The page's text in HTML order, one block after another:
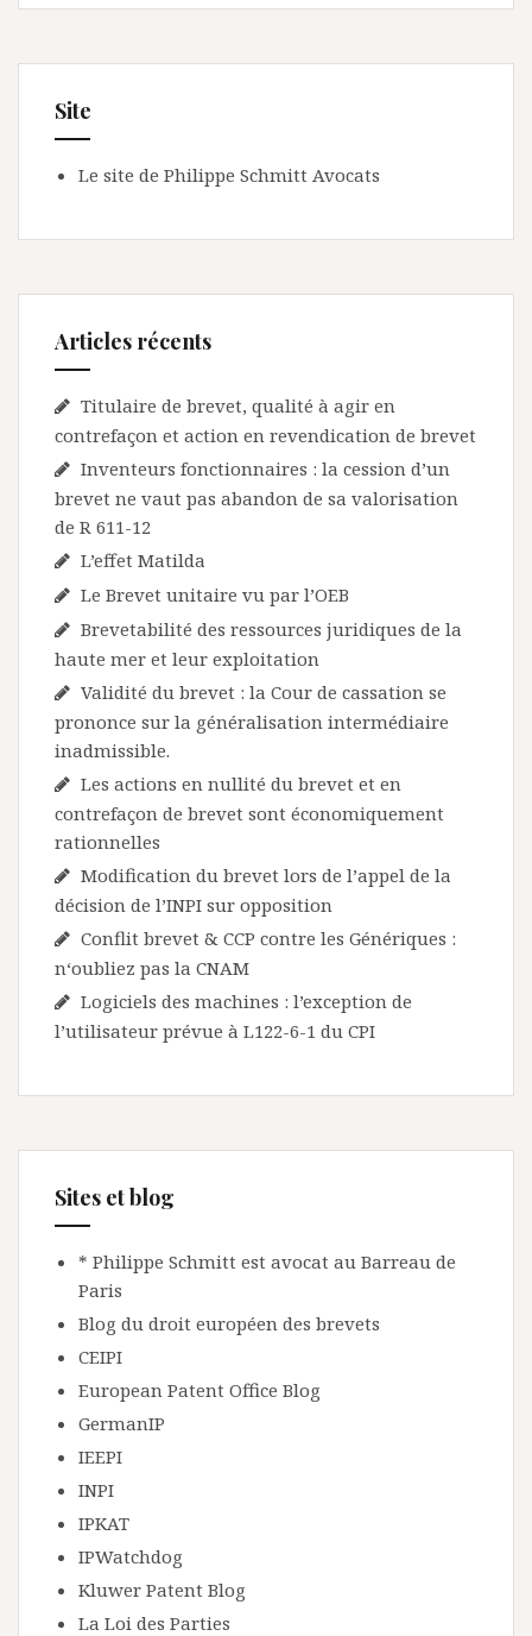
Site
Le site de Philippe Schmitt Avocats
Articles récents
Titulaire de brevet, qualité à agir en
contrefaçon et action en revendication de brevet
Inventeurs fonctionnaires : la cession d’un
brevet ne vaut pas abandon de sa valorisation
de R 611-12
L’effet Matilda
Le Brevet unitaire vu par l’OEB
Brevetabilité des ressources juridiques de la
haute mer et leur exploitation
Validité du brevet : la Cour de cassation se
prononce sur la généralisation intermédiaire
inadmissible.
Les actions en nullité du brevet et en
contrefaçon de brevet sont économiquement
rationnelles
Modification du brevet lors de l’appel de la
décision de l’INPI sur opposition
Conflit brevet & CCP contre les Génériques :
n‘oubliez pas la CNAM
Logiciels des machines : l’exception de
l’utilisateur prévue à L122-6-1 du CPI
Sites et blog
* Philippe Schmitt est avocat au Barreau de
Paris
Blog du droit européen des brevets
CEIPI
European Patent Office Blog
GermanIP
IEEPI
INPI
IPKAT
IPWatchdog
Kluwer Patent Blog
La Loi des Parties